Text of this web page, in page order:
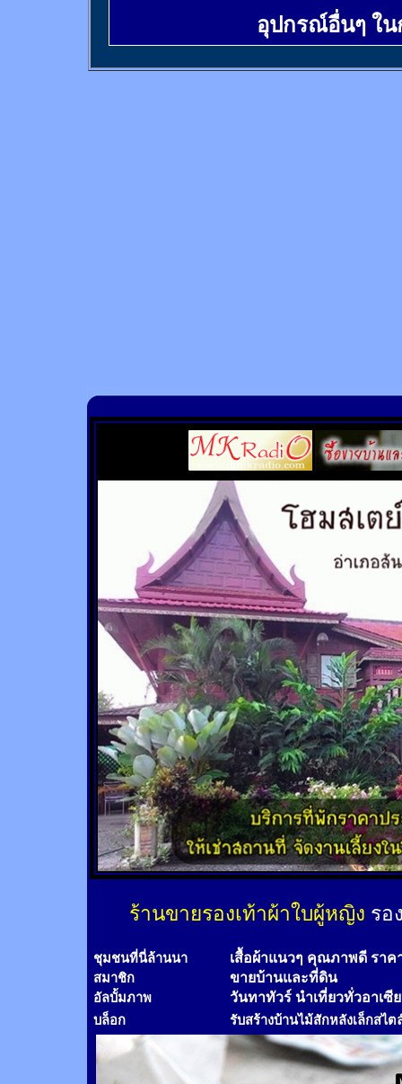
อุปกรณ์อื่นๆ ใ
ร้านขายรองเท้าผ้าใบผู้หญิง รอ
ชุมชนที่นี่ล้านนา เสื้อผ้าแนวๆ คุณภาพดี ราค
สมาชิก ขายบ้านและที่ดิน
อัลบั้มภาพ วันทาทัวร์ นำเที่ยวทั่วอาเซี
บล็อก รับสร้างบ้านไม้สักหลังเล็กสไต